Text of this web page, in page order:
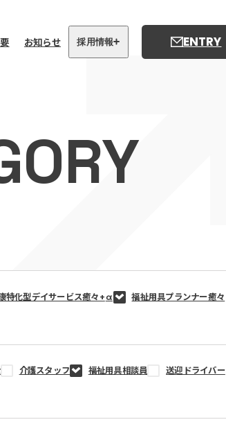
々
ビス癒々＋
々
姫路中央保育園
お知らせ 採用情報 ENTRY
特化型デイサービス癒々+α
福祉用具プランナー癒々
介護スタッフ 福祉用具相談員
送迎ドライバー